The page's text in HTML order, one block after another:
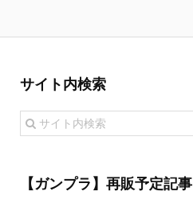
サイト内検索
【ガンプラ】再販予定記事